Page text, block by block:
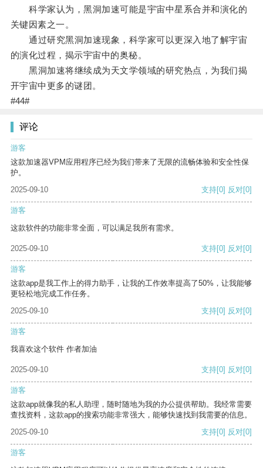
科学家认为，黑洞加速可能是宇宙中星系合并和演化的
关键因素之一。
通过研究黑洞加速现象，科学家可以更深入地了解宇宙
的演化过程，揭示宇宙中的奥秘。
黑洞加速将继续成为天文学领域的研究热点，为我们揭
开宇宙中更多的谜团。
#44#
评论
游客
这款加速器VPM应用程序已经为我们带来了无限的流畅体验和安全性保
护。
2025-09-10
支持[0] 反对[0]
游客
这款软件的功能非常全面，可以满足我所有需求。
2025-09-10 支持[0] 反对[0]
游客
这款app是我工作上的得力助手，让我的工作效率提高了50%，让我能够
更轻松地完成工作任务。
2025-09-10
支持[0] 反对[0]
游客
我喜欢这个软件 作者加油
2025-09-10 支持[0] 反对[0]
游客
这款app就像我的私人助理，随时随地为我的办公提供帮助。我经常需要
查找资料，这款app的搜索功能非常强大，能够快速找到我需要的信息。
2025-09-10
支持[0] 反对[0]
游客